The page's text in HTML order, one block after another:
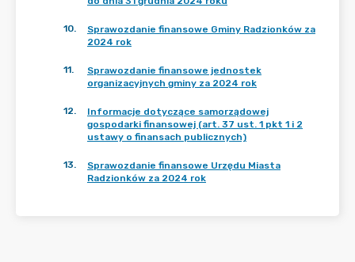
10.
Sprawozdanie finansowe Gminy Radzionków za
2024 rok
11.
Sprawozdanie finansowe jednostek
organizacyjnych gminy za 2024 rok
12.
Informacje dotyczące samorządowej
gospodarki finansowej (art. 37 ust. 1 pkt 1 i 2
ustawy o finansach publicznych)
13.
Sprawozdanie finansowe Urzędu Miasta
Radzionków za 2024 rok